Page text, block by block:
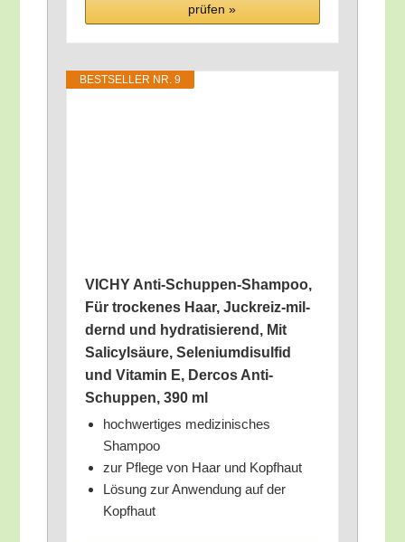
prü­fen »
BEST­SEL­LER NR. 9
VICHY Anti-Schup­pen-Sham­poo,
Für tro­cke­nes Haar, Juck­reiz-mil­
dernd und hydra­ti­sie­rend, Mit
Sali­cyl­säu­re, Sele­ni­um­di­sul­fid
und Vit­amin E, Der­cos Anti-
Schup­pen, 390 ml
hoch­wer­ti­ges medi­zi­ni­sches
Shampoo
zur Pfle­ge von Haar und Kopfhaut
Lösung zur Anwen­dung auf der
Kopfhaut